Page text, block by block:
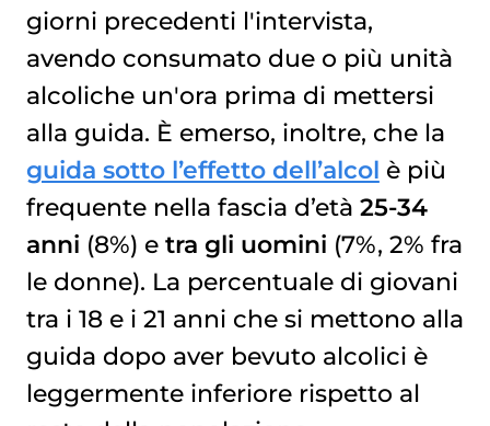
giorni precedenti l'intervista,
avendo consumato due o più unità
alcoliche un'ora prima di mettersi
alla guida. È emerso, inoltre, che la
guida sotto l’effetto dell’alcol è più
frequente nella fascia d’età 25-34
anni (8%) e tra gli uomini (7%, 2% fra
le donne). La percentuale di giovani
tra i 18 e i 21 anni che si mettono alla
guida dopo aver bevuto alcolici è
leggermente inferiore rispetto al